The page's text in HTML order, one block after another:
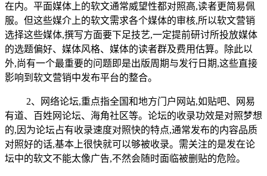
在内。平面媒体上的软文通常威望性都对照高,读者更简易佩
服。但这些媒介上的软文需求各个媒体的审核,所以软文营销
选择这些媒体,撰写方面要下足技艺,一定提前研讨所投放媒体
的选题偏好、媒体风格、媒体的读者群及费用估算。除此以
外,尚有一个最重要的问题即是出版周期与发行日期,这些直接
影响到软文营销中发布平台的整合。
2、网络论坛,重点指全国和地方门户网站,如贴吧、网易
有道、百姓网论坛、海角社区等。论坛的收录功效是对照梦想
的,因为论坛占有收录速度对照快的特点,通常发布的内容品质
对照好的话,基本上很快就可以够被收录。需关注的是发在论
坛中的软文不能太像广告,不然会随时面临被删贴的危险。